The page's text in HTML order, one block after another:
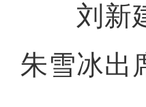
刘新建
朱雪冰出